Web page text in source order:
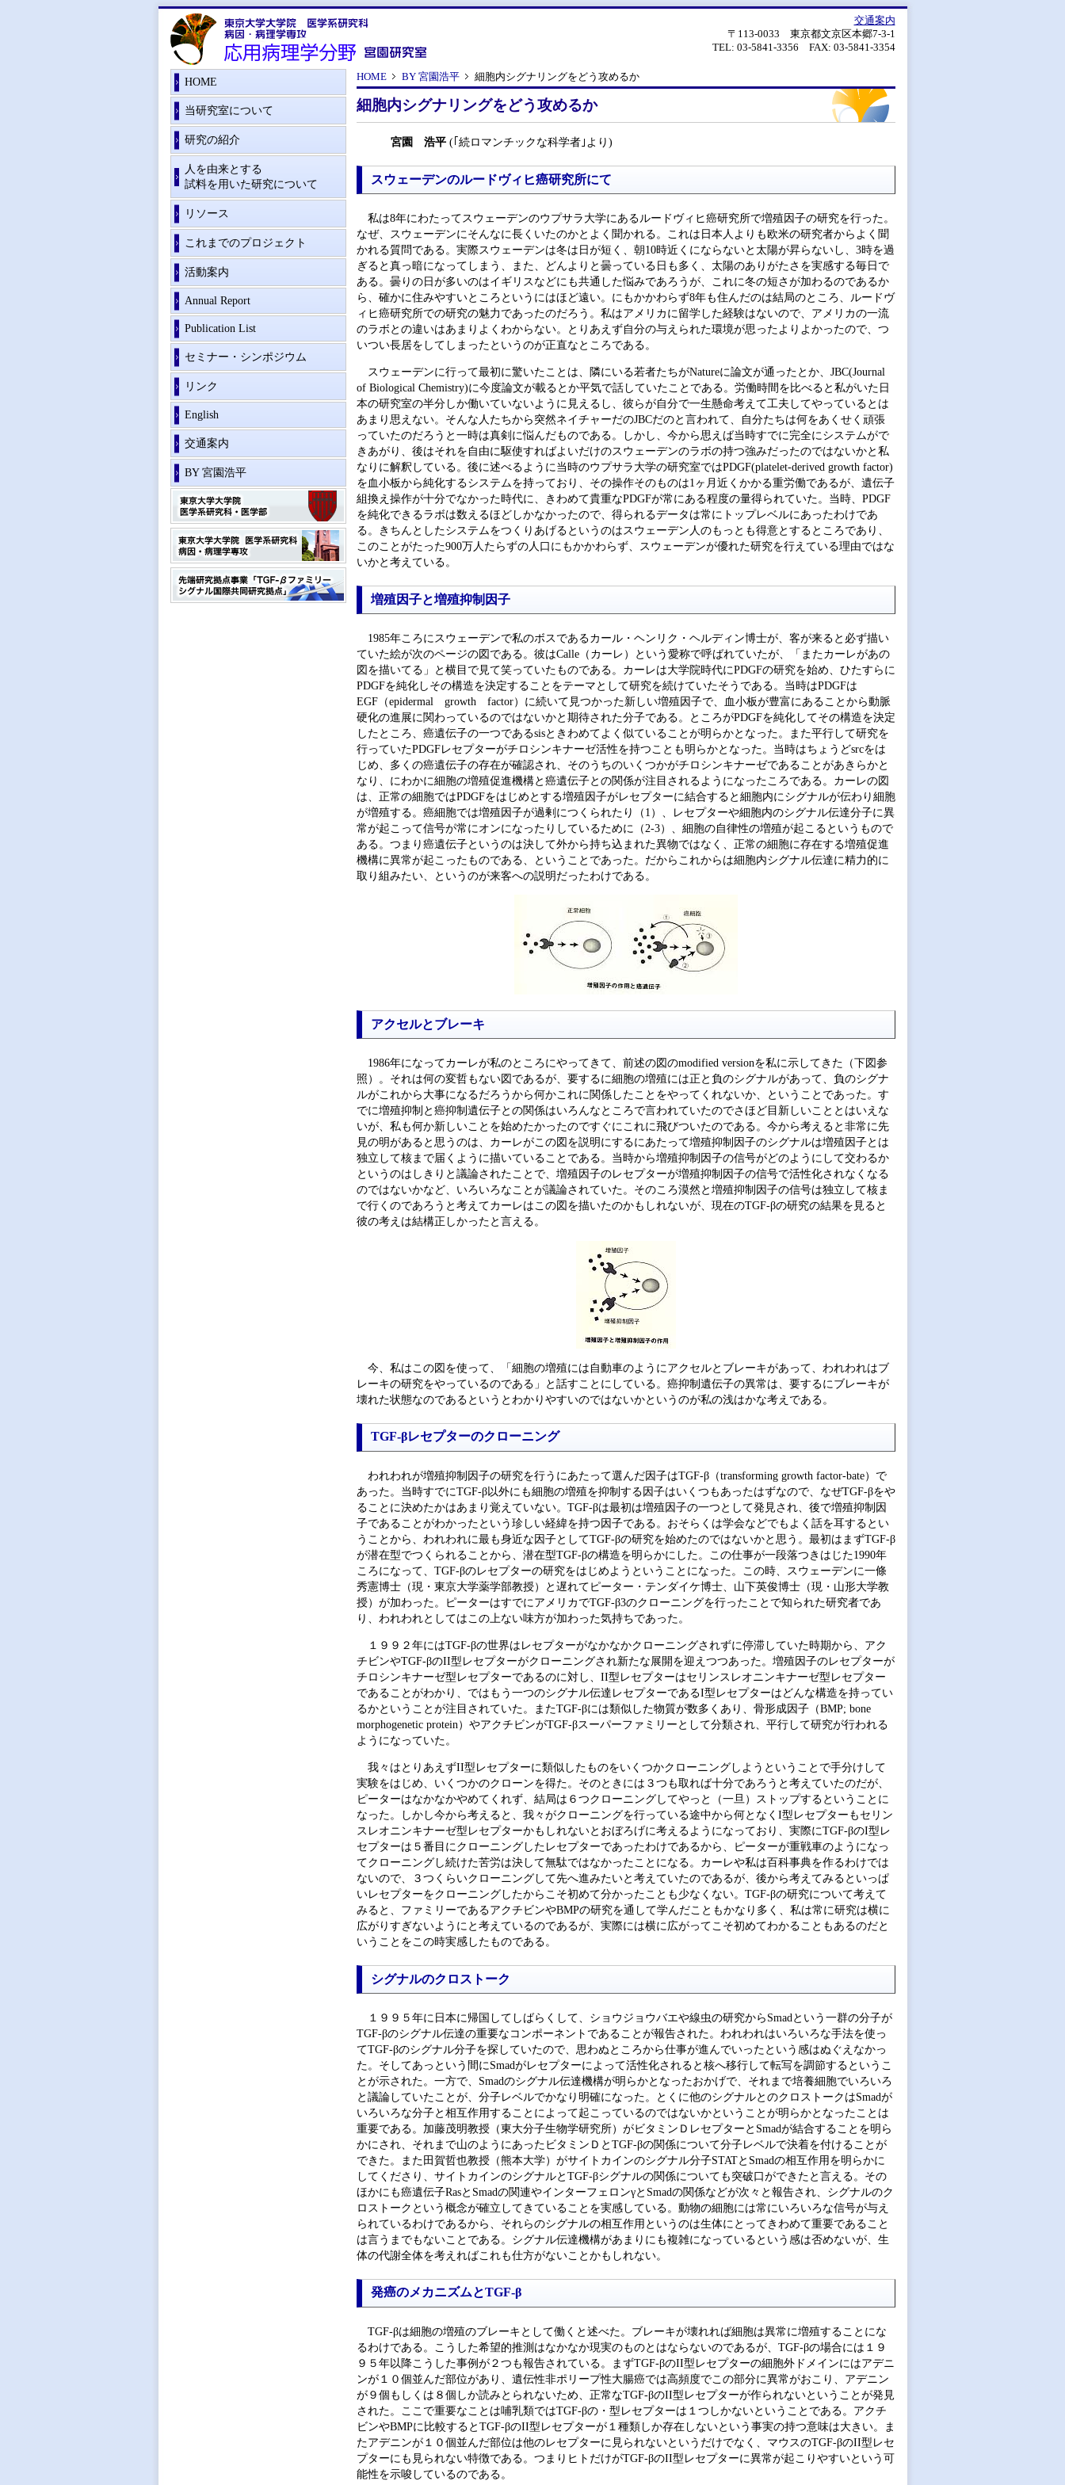
交通案内
〒113-0033 東京都文京区本郷7-3-1
TEL: 03-5841-3356 FAX: 03-5841-3354
HOME BY 宮園浩平 細胞内シグナリングをどう攻めるか
細胞内シグナリングをどう攻めるか
宮園 浩平(｢続ロマンチックな科学者｣より)
スウェーデンのルードヴィヒ癌研究所にて
私は8年にわたってスウェーデンのウプサラ大学にあるルードヴィヒ癌研究所で増殖因子の研究を行った。
なぜ、スウェーデンにそんなに長くいたのかとよく聞かれる。これは日本人よりも欧米の研究者からよく聞
かれる質問である。実際スウェーデンは冬は日が短く、朝10時近くにならないと太陽が昇らないし、3時を過
ぎると真っ暗になってしまう、また、どんよりと曇っている日も多く、太陽のありがたさを実感する毎日で
ある。曇りの日が多いのはイギリスなどにも共通した悩みであろうが、これに冬の短さが加わるのであるか
ら、確かに住みやすいところというにはほど遠い。にもかかわらず8年も住んだのは結局のところ、ルードヴ
ィヒ癌研究所での研究の魅力であったのだろう。私はアメリカに留学した経験はないので、アメリカの一流
のラボとの違いはあまりよくわからない。とりあえず自分の与えられた環境が思ったよりよかったので、つ
いつい長居をしてしまったというのが正直なところである。
スウェーデンに行って最初に驚いたことは、隣にいる若者たちがNatureに論文が通ったとか、JBC(Journal
of Biological Chemistry)に今度論文が載るとか平気で話していたことである。労働時間を比べると私がいた日
本の研究室の半分しか働いていないように見えるし、彼らが自分で一生懸命考えて工夫してやっているとは
あまり思えない。そんな人たちから突然ネイチャーだのJBCだのと言われて、自分たちは何をあくせく頑張
っていたのだろうと一時は真剣に悩んだものである。しかし、今から思えば当時すでに完全にシステムがで
きあがり、後はそれを自由に駆使すればよいだけのスウェーデンのラボの持つ強みだったのではないかと私
なりに解釈している。後に述べるように当時のウプサラ大学の研究室ではPDGF(platelet-derived growth factor)
を血小板から純化するシステムを持っており、その操作そのものは1ヶ月近くかかる重労働であるが、遺伝子
組換え操作が十分でなかった時代に、きわめて貴重なPDGFが常にある程度の量得られていた。当時、PDGF
を純化できるラボは数えるほどしかなかったので、得られるデータは常にトップレベルにあったわけであ
る。きちんとしたシステムをつくりあげるというのはスウェーデン人のもっとも得意とするところであり、
このことがたった900万人たらずの人口にもかかわらず、スウェーデンが優れた研究を行えている理由ではな
いかと考えている。
増殖因子と増殖抑制因子
1985年ころにスウェーデンで私のボスであるカール・ヘンリク・ヘルディン博士が、客が来ると必ず描い
ていた絵が次のページの図である。彼はCalle（カーレ）という愛称で呼ばれていたが、「またカーレがあの
図を描いてる」と横目で見て笑っていたものである。カーレは大学院時代にPDGFの研究を始め、ひたすらに
PDGFを純化しその構造を決定することをテーマとして研究を続けていたそうである。当時はPDGFは
EGF（epidermal growth factor）に続いて見つかった新しい増殖因子で、血小板が豊富にあることから動脈
硬化の進展に関わっているのではないかと期待された分子である。ところがPDGFを純化してその構造を決定
したところ、癌遺伝子の一つであるsisときわめてよく似ていることが明らかとなった。また平行して研究を
行っていたPDGFレセプターがチロシンキナーゼ活性を持つことも明らかとなった。当時はちょうどsrcをは
じめ、多くの癌遺伝子の存在が確認され、そのうちのいくつかがチロシンキナーゼであることがあきらかと
なり、にわかに細胞の増殖促進機構と癌遺伝子との関係が注目されるようになったころである。カーレの図
は、正常の細胞ではPDGFをはじめとする増殖因子がレセプターに結合すると細胞内にシグナルが伝わり細胞
が増殖する。癌細胞では増殖因子が過剰につくられたり（1）、レセプターや細胞内のシグナル伝達分子に異
常が起こって信号が常にオンになったりしているために（2-3）、細胞の自律性の増殖が起こるというもので
ある。つまり癌遺伝子というのは決して外から持ち込まれた異物ではなく、正常の細胞に存在する増殖促進
機構に異常が起こったものである、ということであった。だからこれからは細胞内シグナル伝達に精力的に
取り組みたい、というのが来客への説明だったわけである。
アクセルとブレーキ
1986年になってカーレが私のところにやってきて、前述の図のmodified versionを私に示してきた（下図参
照）。それは何の変哲もない図であるが、要するに細胞の増殖には正と負のシグナルがあって、負のシグナ
ルがこれから大事になるだろうから何かこれに関係したことをやってくれないか、ということであった。す
でに増殖抑制と癌抑制遺伝子との関係はいろんなところで言われていたのでさほど目新しいこととはいえな
いが、私も何か新しいことを始めたかったのですぐにこれに飛びついたのである。今から考えると非常に先
見の明があると思うのは、カーレがこの図を説明にするにあたって増殖抑制因子のシグナルは増殖因子とは
独立して核まで届くように描いていることである。当時から増殖抑制因子の信号がどのようにして交わるか
というのはしきりと議論されたことで、増殖因子のレセプターが増殖抑制因子の信号で活性化されなくなる
のではないかなど、いろいろなことが議論されていた。そのころ漠然と増殖抑制因子の信号は独立して核ま
で行くのであろうと考えてカーレはこの図を描いたのかもしれないが、現在のTGF-βの研究の結果を見ると
彼の考えは結構正しかったと言える。
今、私はこの図を使って、「細胞の増殖には自動車のようにアクセルとブレーキがあって、われわれはブ
レーキの研究をやっているのである」と話すことにしている。癌抑制遺伝子の異常は、要するにブレーキが
壊れた状態なのであるというとわかりやすいのではないかというのが私の浅はかな考えである。
TGF-βレセプターのクローニング
われわれが増殖抑制因子の研究を行うにあたって選んだ因子はTGF-β（transforming growth factor-bate）で
あった。当時すでにTGF-β以外にも細胞の増殖を抑制する因子はいくつもあったはずなので、なぜTGF-βをや
ることに決めたかはあまり覚えていない。TGF-βは最初は増殖因子の一つとして発見され、後で増殖抑制因
子であることがわかったという珍しい経緯を持つ因子である。おそらくは学会などでもよく話を耳するとい
うことから、われわれに最も身近な因子としてTGF-βの研究を始めたのではないかと思う。最初はまずTGF-β
が潜在型でつくられることから、潜在型TGF-βの構造を明らかにした。この仕事が一段落つきはじた1990年
ころになって、TGF-βのレセプターの研究をはじめようということになった。この時、スウェーデンに一條
秀憲博士（現・東京大学薬学部教授）と遅れてピーター・テンダイケ博士、山下英俊博士（現・山形大学教
授）が加わった。ピーターはすでにアメリカでTGF-β3のクローニングを行ったことで知られた研究者であ
り、われわれとしてはこの上ない味方が加わった気持ちであった。
１９９２年にはTGF-βの世界はレセプターがなかなかクローニングされずに停滞していた時期から、アク
チビンやTGF-βのII型レセプターがクローニングされ新たな展開を迎えつつあった。増殖因子のレセプターが
チロシンキナーゼ型レセプターであるのに対し、II型レセプターはセリンスレオニンキナーゼ型レセプター
であることがわかり、ではもう一つのシグナル伝達レセプターであるI型レセプターはどんな構造を持ってい
るかということが注目されていた。またTGF-βには類似した物質が数多くあり、骨形成因子（BMP; bone
morphogenetic protein）やアクチビンがTGF-βスーパーファミリーとして分類され、平行して研究が行われる
ようになっていた。
我々はとりあえずII型レセプターに類似したものをいくつかクローニングしようということで手分けして
実験をはじめ、いくつかのクローンを得た。そのときには３つも取れば十分であろうと考えていたのだが、
ピーターはなかなかやめてくれず、結局は６つクローニングしてやっと（一旦）ストップするということに
なった。しかし今から考えると、我々がクローニングを行っている途中から何となくI型レセプターもセリン
スレオニンキナーゼ型レセプターかもしれないとおぼろげに考えるようになっており、実際にTGF-βのI型レ
セプターは５番目にクローニングしたレセプターであったわけであるから、ピーターが重戦車のようになっ
てクローニングし続けた苦労は決して無駄ではなかったことになる。カーレや私は百科事典を作るわけでは
ないので、３つくらいクローニングして先へ進みたいと考えていたのであるが、後から考えてみるといっぱ
いレセプターをクローニングしたからこそ初めて分かったことも少なくない。TGF-βの研究について考えて
みると、ファミリーであるアクチビンやBMPの研究を通して学んだこともかなり多く、私は常に研究は横に
広がりすぎないようにと考えているのであるが、実際には横に広がってこそ初めてわかることもあるのだと
いうことをこの時実感したものである。
シグナルのクロストーク
１９９５年に日本に帰国してしばらくして、ショウジョウバエや線虫の研究からSmadという一群の分子が
TGF-βのシグナル伝達の重要なコンポーネントであることが報告された。われわれはいろいろな手法を使っ
てTGF-βのシグナル分子を探していたので、思わぬところから仕事が進んでいったという感はぬぐえなかっ
た。そしてあっという間にSmadがレセプターによって活性化されると核へ移行して転写を調節するというこ
とが示された。一方で、Smadのシグナル伝達機構が明らかとなったおかげで、それまで培養細胞でいろいろ
と議論していたことが、分子レベルでかなり明確になった。とくに他のシグナルとのクロストークはSmadが
いろいろな分子と相互作用することによって起こっているのではないかということが明らかとなったことは
重要である。加藤茂明教授（東大分子生物学研究所）がビタミンＤレセプターとSmadが結合することを明ら
かにされ、それまで山のようにあったビタミンＤとTGF-βの関係について分子レベルで決着を付けることが
できた。また田賀哲也教授（熊本大学）がサイトカインのシグナル分子STATとSmadの相互作用を明らかに
してくださり、サイトカインのシグナルとTGF-βシグナルの関係についても突破口ができたと言える。その
ほかにも癌遺伝子RasとSmadの関連やインターフェロンγとSmadの関係などが次々と報告され、シグナルのク
ロストークという概念が確立してきていることを実感している。動物の細胞には常にいろいろな信号が与え
られているわけであるから、それらのシグナルの相互作用というのは生体にとってきわめて重要であること
は言うまでもないことである。シグナル伝達機構があまりにも複雑になっているという感は否めないが、生
体の代謝全体を考えればこれも仕方がないことかもしれない。
発癌のメカニズムとTGF-β
TGF-βは細胞の増殖のブレーキとして働くと述べた。ブレーキが壊れれば細胞は異常に増殖することにな
るわけである。こうした希望的推測はなかなか現実のものとはならないのであるが、TGF-βの場合には１９
９５年以降こうした事例が２つも報告されている。まずTGF-βのII型レセプターの細胞外ドメインにはアデニ
ンが１０個並んだ部位があり、遺伝性非ポリープ性大腸癌では高頻度でこの部分に異常がおこり、アデニン
が９個もしくは８個しか読みとられないため、正常なTGF-βのII型レセプターが作られないということが発見
された。ここで重要なことは哺乳類ではTGF-βの・型レセプターは１つしかないということである。アクチ
ビンやBMPに比較するとTGF-βのII型レセプターが１種類しか存在しないという事実の持つ意味は大きい。ま
たアデニンが１０個並んだ部位は他のレセプターに見られないというだけでなく、マウスのTGF-βのII型レセ
プターにも見られない特徴である。つまりヒトだけがTGF-βのII型レセプターに異常が起こりやすいという可
能性を示唆しているのである。
HOME
当研究室について
研究の紹介
人を由来とする
試料を用いた研究について
リソース
これまでのプロジェクト
活動案内
Annual Report
Publication List
セミナー・シンポジウム
リンク
English
交通案内
BY 宮園浩平